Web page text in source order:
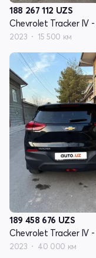
188 267 112 UZS
2023 15 500 км
189 458 676 UZS
2023 40 000 км